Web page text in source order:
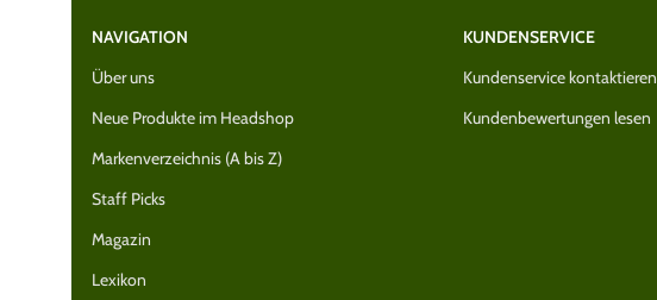
NAVIGATION
Über uns
Neue Produkte im Headshop
Markenverzeichnis (A bis Z)
Staff Picks
Magazin
Lexikon
KUNDENSERVICE
Kundenservice kontaktieren
Kundenbewertungen lesen